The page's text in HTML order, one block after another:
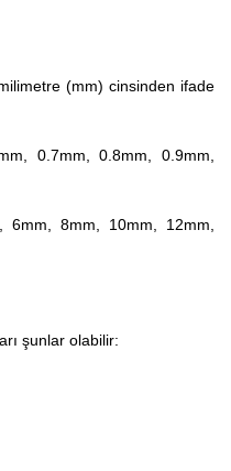
(mm) cinsinden ifade
0.7mm, 0.8mm, 0.9mm,
6mm, 8mm, 10mm, 12mm,
şunlar olabilir: